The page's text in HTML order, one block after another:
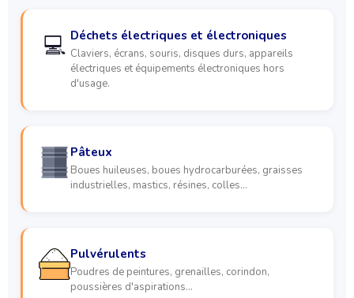
💻 Déchets électriques et électroniques
Claviers, écrans, souris, disques durs, appareils
électriques et équipements électroniques hors
d'usage.
Pâteux
Boues huileuses, boues hydrocarburées, graisses
industrielles, mastics, résines, colles…
Pulvérulents
Poudres de peintures, grenailles, corindon,
poussières d'aspirations…